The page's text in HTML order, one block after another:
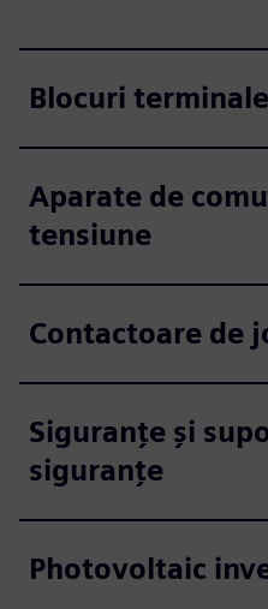
Blocuri terminale
Aparate de
tensiune
Contactoare de
Siguranțe și
siguranțe
Photovoltaic